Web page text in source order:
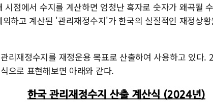
시점에서 수지를 계산하면 엄청난 흑자로 숫자가 왜곡될
하고 계산된 '관리재정수지'가 한국의 실질적인 재정상
리재정수지를 재정운용 목표로 산출하여 사용하고 있다.
으로 표현해보면 아래와 같다.